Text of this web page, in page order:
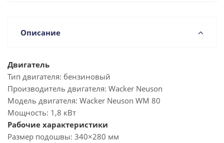
Описание
Двигатель
Тип двигателя: бензиновый
Производитель двигателя: Wacker Neuson
Модель двигателя: Wacker Neuson WM 80
Мощность: 1,8 кВт
Рабочие характеристики
Размер подошвы: 340×280 мм